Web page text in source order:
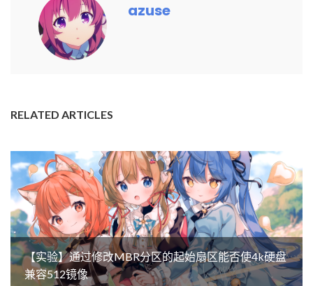
azuse
RELATED ARTICLES
【实验】通过修改MBR分区的起始扇区能否使4k硬盘
兼容512镜像